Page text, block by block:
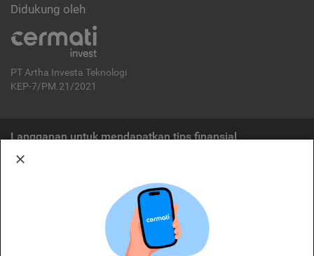
Didukung oleh
PT Artha Investa Teknologi
KEP-7/PM.21/2021
Langganan untuk mendapatkan tips finansial
Cermati merupakan penyelenggara agregasi jasa keuangan yang terdaftar di
OJK. Oleh karena itu, produk dan/atau layanan jasa keuangan yang
ditawarkan bukan merupakan produk dan/atau layanan jasa keuangan yang
diterbitkan oleh Cermati dan Cermati tidak bertanggung jawab atas tuntutan